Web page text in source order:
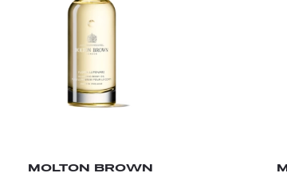
MOLTON BROWN